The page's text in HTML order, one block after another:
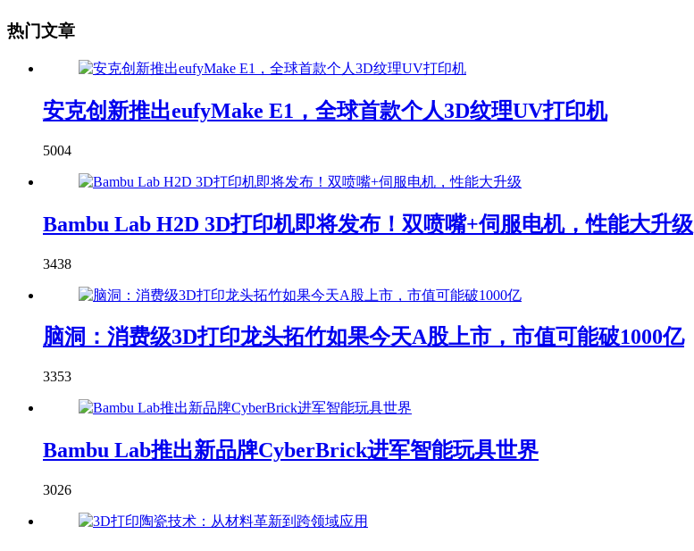
热门文章
安克创新推出eufyMake E1，全球首款个人3D纹理UV打印机
5004
Bambu Lab H2D 3D打印机即将发布！双喷嘴+伺服电机，性能大升级
3438
脑洞：消费级3D打印龙头拓竹如果今天A股上市，市值可能破1000亿
3353
Bambu Lab推出新品牌CyberBrick进军智能玩具世界
3026